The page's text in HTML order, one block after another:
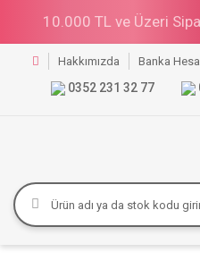
10.000 TL ve Üzeri
Hakkımızda Banka
0352 231 32 77